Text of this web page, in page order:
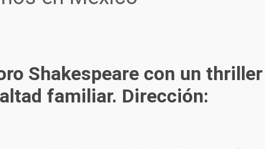
Shakespeare con un thriller
familiar. Dirección: